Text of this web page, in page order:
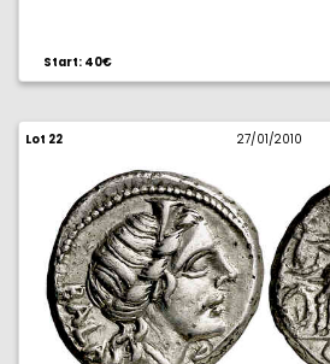
Start: 40€
Lot 22 27/01/2010